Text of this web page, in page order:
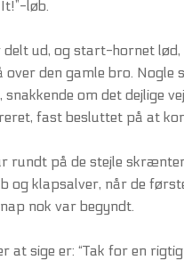
løb.
ud, og start-hornet lød,
over den gamle bro. Nogle
om det dejlige
fast besluttet på at
rundt på de stejle
og klapsalver, når de
nok var begyndt.
at sige er: “Tak for en